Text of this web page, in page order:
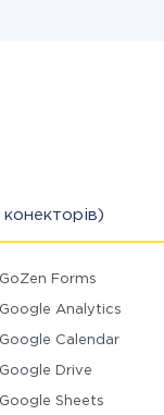
GoZen Forms
Google Analytics
Google Calendar
Google Drive
Google Sheets